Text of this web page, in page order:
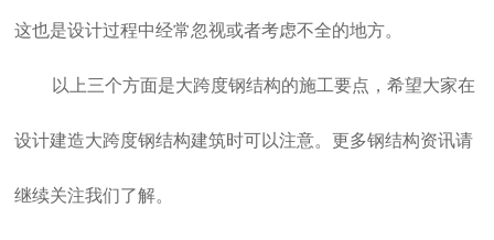
这也是设计过程中经常忽视或者考虑不全的地方。
以上三个方面是大跨度钢结构的施工要点，希望大家在
设计建造大跨度钢结构建筑时可以注意。更多钢结构资讯请
继续关注我们了解。